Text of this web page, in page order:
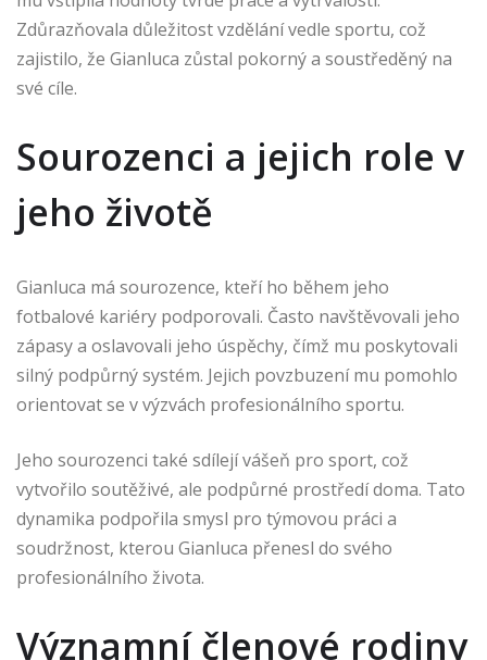
Zdůrazňovala důležitost vzdělání vedle sportu, což
zajistilo, že Gianluca zůstal pokorný a soustředěný na
své cíle.
Sourozenci a jejich role v
jeho životě
Gianluca má sourozence, kteří ho během jeho
fotbalové kariéry podporovali. Často navštěvovali jeho
zápasy a oslavovali jeho úspěchy, čímž mu poskytovali
silný podpůrný systém. Jejich povzbuzení mu pomohlo
orientovat se v výzvách profesionálního sportu.
Jeho sourozenci také sdílejí vášeň pro sport, což
vytvořilo soutěživé, ale podpůrné prostředí doma. Tato
dynamika podpořila smysl pro týmovou práci a
soudržnost, kterou Gianluca přenesl do svého
profesionálního života.
Významní členové rodiny